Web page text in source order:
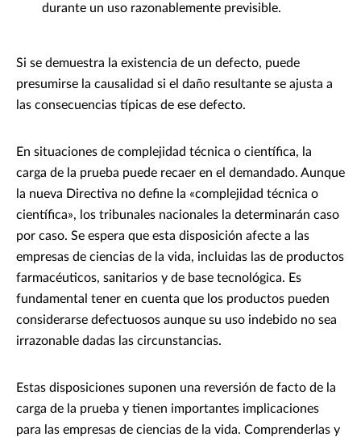
durante un uso razonablemente previsible.
Si se demuestra la existencia de un defecto, puede
presumirse la causalidad si el daño resultante se ajusta a
las consecuencias típicas de ese defecto.
En situaciones de complejidad técnica o científica, la
carga de la prueba puede recaer en el demandado. Aunque
la nueva Directiva no define la «complejidad técnica o
científica», los tribunales nacionales la determinarán caso
por caso. Se espera que esta disposición afecte a las
empresas de ciencias de la vida, incluidas las de productos
farmacéuticos, sanitarios y de base tecnológica. Es
fundamental tener en cuenta que los productos pueden
considerarse defectuosos aunque su uso indebido no sea
irrazonable dadas las circunstancias.
Estas disposiciones suponen una reversión de facto de la
carga de la prueba y tienen importantes implicaciones
para las empresas de ciencias de la vida. Comprenderlas y